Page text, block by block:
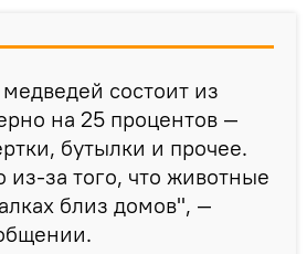
состоит из
на 25 процентов —
бутылки и прочее.
из-за того, что животные
близ домов", —